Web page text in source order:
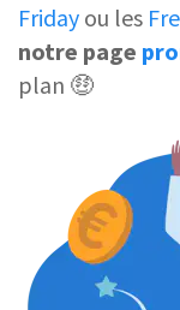
Friday ou les
notre page
plan 🤑